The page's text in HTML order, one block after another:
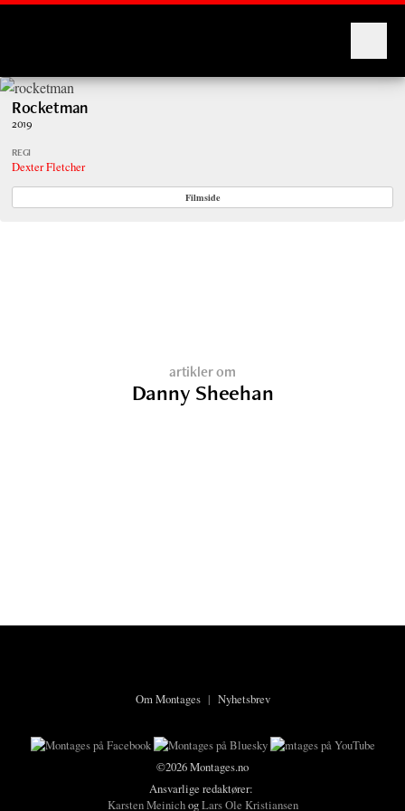
Rocketman
2019
REGI
Dexter Fletcher
Filmside
artikler om
Danny Sheehan
Om Montages| Nyhetsbrev
©2026 Montages.no
Ansvarlige redaktører:
Karsten MeinichogLars Ole Kristiansen